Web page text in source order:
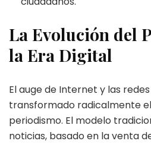
La Evolución del
la Era Digital
El auge de Internet y las
transformado radicalmente
periodismo. El modelo
noticias, basado en la venta